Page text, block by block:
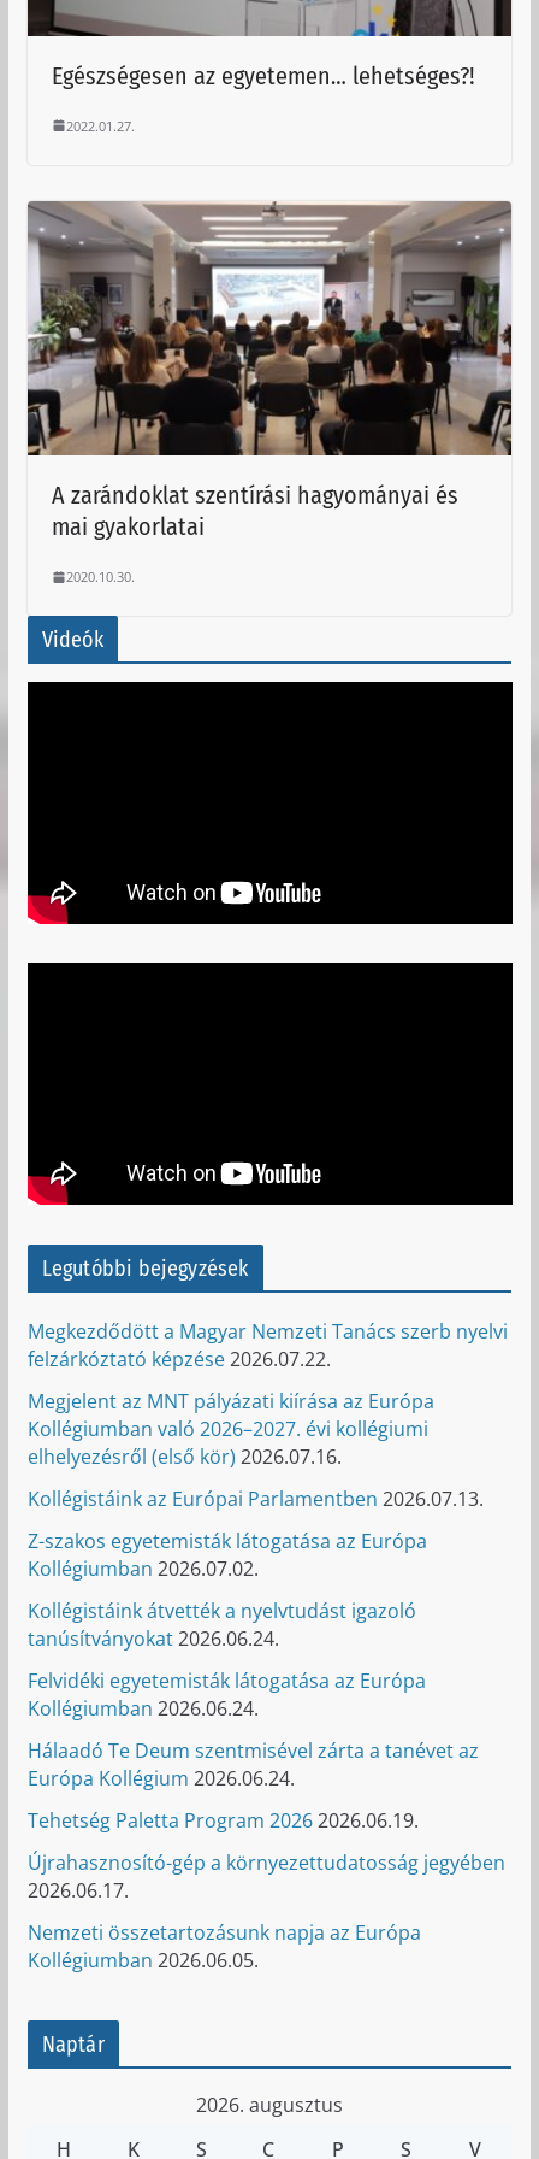
Egészségesen az egyetemen… lehetséges?!
2022.01.27.
A zarándoklat szentírási hagyományai és
mai gyakorlatai
2020.10.30.
Videók
Legutóbbi bejegyzések
Megkezdődött a Magyar Nemzeti Tanács szerb nyelvi
felzárkóztató képzése2026.07.22.
Megjelent az MNT pályázati kiírása az Európa
Kollégiumban való 2026–2027. évi kollégiumi
elhelyezésről (első kör) 2026.07.16.
Kollégistáink az Európai Parlamentben 2026.07.13.
Z-szakos egyetemisták látogatása az Európa
Kollégiumban 2026.07.02.
Kollégistáink átvették a nyelvtudást igazoló
tanúsítványokat2026.06.24.
Felvidéki egyetemisták látogatása az Európa
Kollégiumban 2026.06.24.
Hálaadó Te Deum szentmisével zárta a tanévet az
Európa Kollégium 2026.06.24.
Tehetség Paletta Program 20262026.06.19.
Újrahasznosító-gép a környezettudatosság jegyében
2026.06.17.
Nemzeti összetartozásunk napja az Európa
Kollégiumban 2026.06.05.
Naptár
2026. augusztus
H
K S C P S V